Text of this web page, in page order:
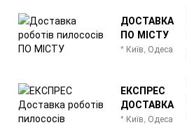
ДОСТАВКА
ПО МІСТУ
* Київ, Одеса
ЕКСПРЕС
ДОСТАВКА
* Київ, Одеса